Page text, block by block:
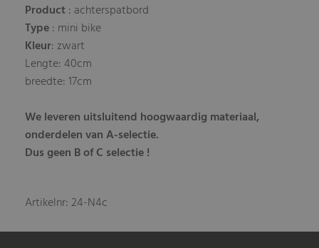
Product: achterspatbord
Type: mini bike
Kleur: zwart
Lengte: 40cm
breedte: 17cm
We leveren uitsluitend hoogwaardig materiaal,
onderdelen van A-selectie.
Dus geen B of C selectie !
Artikelnr: 24-N4c